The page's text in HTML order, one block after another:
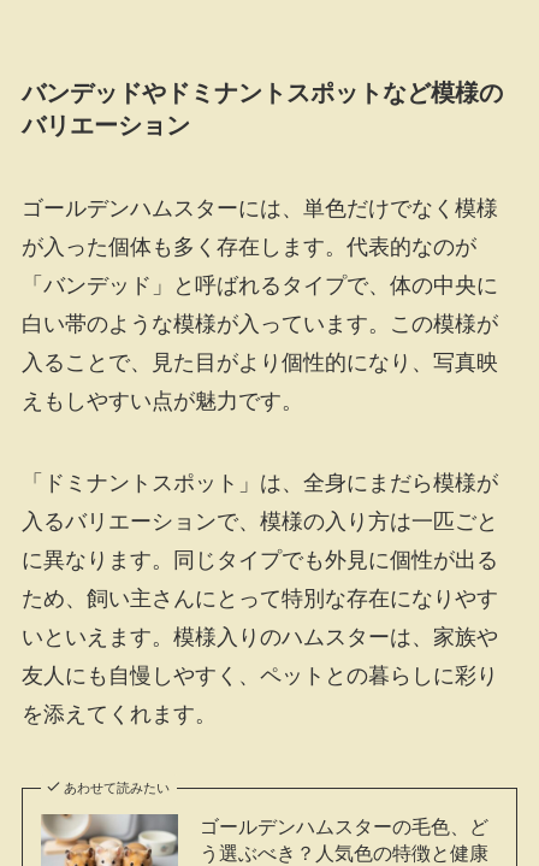
バンデッドやドミナントスポットなど模様の
バリエーション
ゴールデンハムスターには、単色だけでなく模様
が入った個体も多く存在します。代表的なのが
「バンデッド」と呼ばれるタイプで、体の中央に
白い帯のような模様が入っています。この模様が
入ることで、見た目がより個性的になり、写真映
えもしやすい点が魅力です。
「ドミナントスポット」は、全身にまだら模様が
入るバリエーションで、模様の入り方は一匹ごと
に異なります。同じタイプでも外見に個性が出る
ため、飼い主さんにとって特別な存在になりやす
いといえます。模様入りのハムスターは、家族や
友人にも自慢しやすく、ペットとの暮らしに彩り
を添えてくれます。
あわせて読みたい
ゴールデンハムスターの毛色、ど
う選ぶべき？人気色の特徴と健康